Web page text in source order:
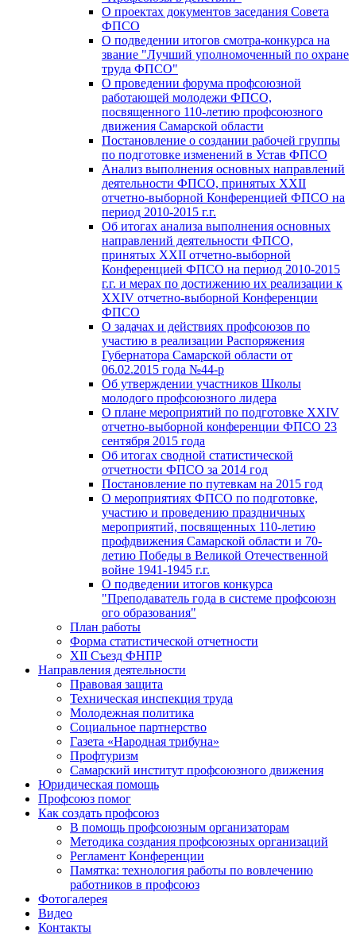
О проектах документов заседания Совета
ФПСО
О подведении итогов смотра-конкурса на
звание "Лучший уполномоченный по охране
труда ФПСО"
О проведении форума профсоюзной
работающей молодежи ФПСО,
посвященного 110-летию профсоюзного
движения Самарской области
Постановление о создании рабочей группы
по подготовке изменений в Устав ФПСО
Анализ выполнения основных направлений
деятельности ФПСО, принятых XXII
отчетно-выборной Конференцией ФПСО на
период 2010-2015 г.г.
Об итогах анализа выполнения основных
направлений деятельности ФПСО,
принятых XXII отчетно-выборной
Конференцией ФПСО на период 2010-2015
г.г. и мерах по достижению их реализации к
XXIV отчетно-выборной Конференции
ФПСО
О задачах и действиях профсоюзов по
участию в реализации Распоряжения
Губернатора Самарской области от
06.02.2015 года №44-р
Об утверждении участников Школы
молодого профсоюзного лидера
О плане мероприятий по подготовке XXIV
отчетно-выборной конференции ФПСО 23
сентября 2015 года
Об итогах сводной статистической
отчетности ФПСО за 2014 год
Постановление по путевкам на 2015 год
О мероприятиях ФПСО по подготовке,
участию и проведению праздничных
мероприятий, посвященных 110-летию
профдвижения Самарской области и 70-
летию Победы в Великой Отечественной
войне 1941-1945 г.г.
О подведении итогов конкурса
"Преподаватель года в системе профсоюзн
ого образования"
План работы
Форма статистической отчетности
XII Съезд ФНПР
Направления деятельности
Правовая защита
Техническая инспекция труда
Молодежная политика
Социальное партнерство
Газета «Народная трибуна»
Профтуризм
Самарский институт профсоюзного движения
Юридическая помощь
Профсоюз помог
Как создать профсоюз
В помощь профсоюзным организаторам
Методика создания профсоюзных организаций
Регламент Конференции
Памятка: технология работы по вовлечению
работников в профсоюз
Фотогалерея
Видео
Контакты